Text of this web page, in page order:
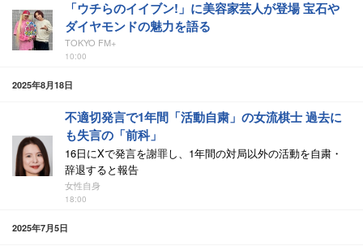
「ウチらのイイブン!」に美容家芸人が登場 宝石や
ダイヤモンドの魅力を語る
TOKYO FM+
10:00
2025年8月18日
不適切発言で1年間「活動自粛」の女流棋士 過去に
も失言の「前科」
16日にXで発言を謝罪し、1年間の対局以外の活動を自粛・
辞退すると報告
女性自身
18:00
2025年7月5日